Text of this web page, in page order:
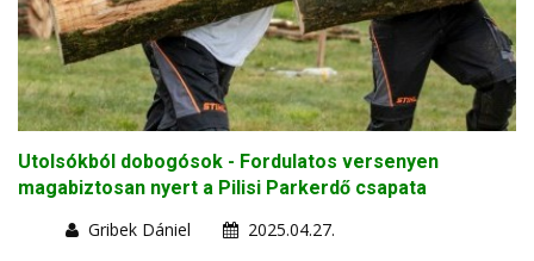
Utolsókból dobogósok - Fordulatos versenyen
magabiztosan nyert a Pilisi Parkerdő csapata
Gribek Dániel
2025.04.27.